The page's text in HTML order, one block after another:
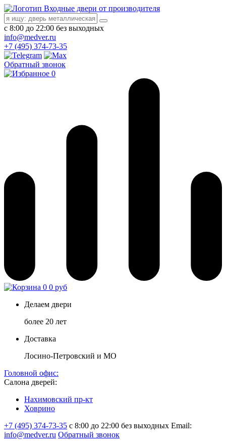
Входные двери от производителя
с 8:00 до 22:00 без выходных
info@medver.ru
+7 (495) 374-73-35
Обратный звонок
0
0 0 руб
Делаем двери
более 20 лет
Доставка
Лосино-Петровский и МО
Головной офис:
Салона дверей:
Нахимовский пр-кт
Ховрино
+7 (495) 374-73-35 с 8:00 до 22:00 без выходных Email:
info@medver.ru Обратный звонок